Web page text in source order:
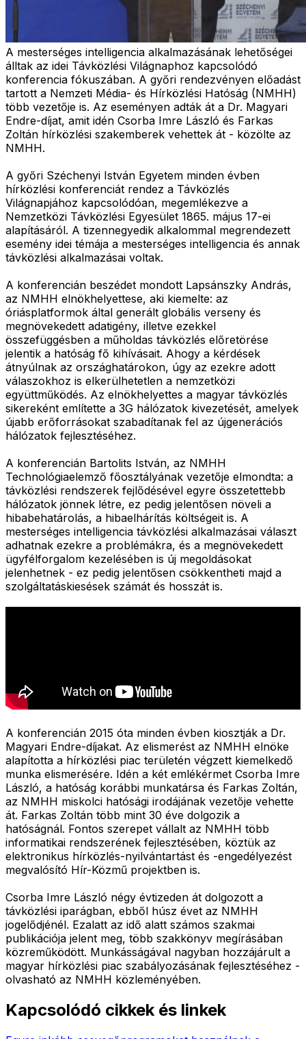
A mesterséges intelligencia alkalmazásának lehetőségei
álltak az idei Távközlési Világnaphoz kapcsolódó
konferencia fókuszában. A győri rendezvényen előadást
tartott a Nemzeti Média- és Hírközlési Hatóság (NMHH)
több vezetője is. Az eseményen adták át a Dr. Magyari
Endre-díjat, amit idén Csorba Imre László és Farkas
Zoltán hírközlési szakemberek vehettek át - közölte az
NMHH.
A győri Széchenyi István Egyetem minden évben
hírközlési konferenciát rendez a Távközlés
Világnapjához kapcsolódóan, megemlékezve a
Nemzetközi Távközlési Egyesület 1865. május 17-ei
alapításáról. A tizennegyedik alkalommal megrendezett
esemény idei témája a mesterséges intelligencia és annak
távközlési alkalmazásai voltak.
A konferencián beszédet mondott Lapsánszky András,
az NMHH elnökhelyettese, aki kiemelte: az
óriásplatformok által generált globális verseny és
megnövekedett adatigény, illetve ezekkel
összefüggésben a műholdas távközlés előretörése
jelentik a hatóság fő kihívásait. Ahogy a kérdések
átnyúlnak az országhatárokon, úgy az ezekre adott
válaszokhoz is elkerülhetetlen a nemzetközi
együttműködés. Az elnökhelyettes a magyar távközlés
sikereként említette a 3G hálózatok kivezetését, amelyek
újabb erőforrásokat szabadítanak fel az újgenerációs
hálózatok fejlesztéséhez.
A konferencián Bartolits István, az NMHH
Technológiaelemző főosztályának vezetője elmondta: a
távközlési rendszerek fejlődésével egyre összetettebb
hálózatok jönnek létre, ez pedig jelentősen növeli a
hibabehatárolás, a hibaelhárítás költségeit is. A
mesterséges intelligencia távközlési alkalmazásai választ
adhatnak ezekre a problémákra, és a megnövekedett
ügyfélforgalom kezelésében is új megoldásokat
jelenhetnek - ez pedig jelentősen csökkentheti majd a
szolgáltatáskiesések számát és hosszát is.
A konferencián 2015 óta minden évben kiosztják a Dr.
Magyari Endre-díjakat. Az elismerést az NMHH elnöke
alapította a hírközlési piac területén végzett kiemelkedő
munka elismerésére. Idén a két emlékérmet Csorba Imre
László, a hatóság korábbi munkatársa és Farkas Zoltán,
az NMHH miskolci hatósági irodájának vezetője vehette
át. Farkas Zoltán több mint 30 éve dolgozik a
hatóságnál. Fontos szerepet vállalt az NMHH több
informatikai rendszerének fejlesztésében, köztük az
elektronikus hírközlés-nyilvántartást és -engedélyezést
megvalósító Hír-Közmű projektben is.
Csorba Imre László négy évtizeden át dolgozott a
távközlési iparágban, ebből húsz évet az NMHH
jogelődjénél. Ezalatt az idő alatt számos szakmai
publikációja jelent meg, több szakkönyv megírásában
közreműködött. Munkásságával nagyban hozzájárult a
magyar hírközlési piac szabályozásának fejlesztéséhez -
olvasható az NMHH közleményében.
Kapcsolódó cikkek és linkek